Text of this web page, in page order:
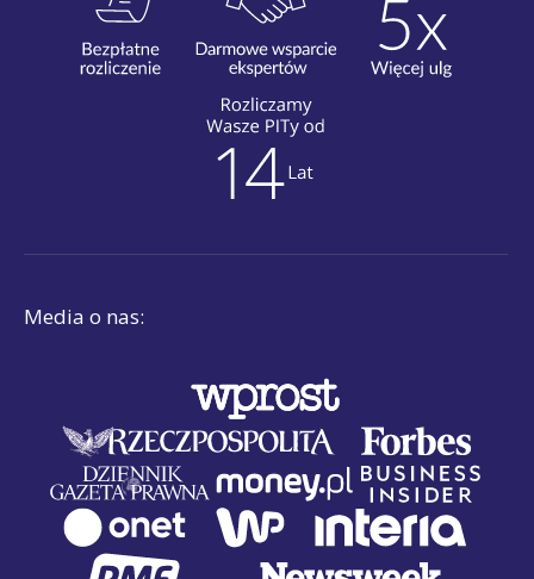
Media o nas: